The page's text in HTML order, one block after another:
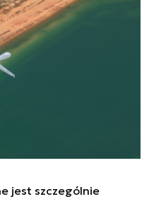
jest szczególnie